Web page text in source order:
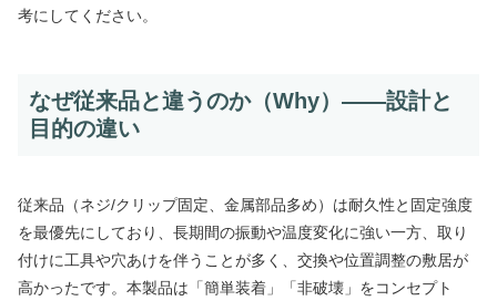
考にしてください。
なぜ従来品と違うのか（Why）——設計と
目的の違い
従来品（ネジ/クリップ固定、金属部品多め）は耐久性と固定強度
を最優先にしており、長期間の振動や温度変化に強い一方、取り
付けに工具や穴あけを伴うことが多く、交換や位置調整の敷居が
高かったです。本製品は「簡単装着」「非破壊」をコンセプト